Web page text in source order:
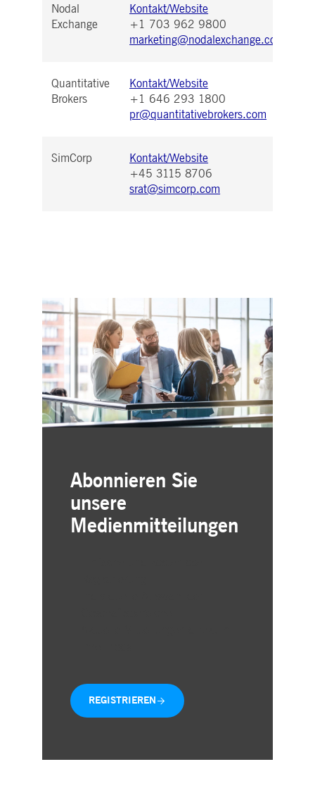
Nodal
Exchange
Kontakt/Website
+1 703 962 9800
marketing@nodalexchange.com
Quantitative
Brokers
Kontakt/Website
+1 646 293 1800
pr@quantitativebrokers.com
SimCorp
Kontakt/Website
+45 3115 8706
srat@simcorp.com
Abonnieren Sie
unsere
Medienmitteilungen
REGISTRIEREN